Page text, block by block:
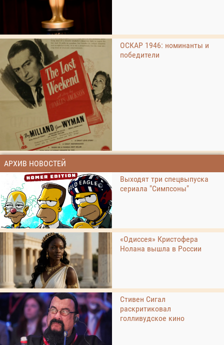
ОСКАР 1946: номинанты и
победители
АРХИВ НОВОСТЕЙ
Выходят три спецвыпуска
сериала "Симпсоны"
«Одиссея» Кристофера
Нолана вышла в России
Стивен Сигал
раскритиковал
голливудское кино